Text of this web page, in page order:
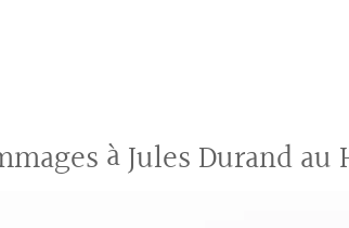
à Jules Durand au